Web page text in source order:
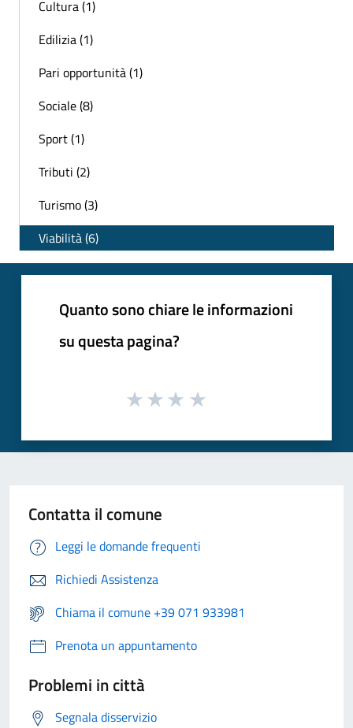
Cultura (1)
Edilizia (1)
Pari opportunità (1)
Sociale (8)
Sport (1)
Tributi (2)
Turismo (3)
Viabilità (6)
Quanto sono chiare le informazioni
su questa pagina?
Contatta il comune
Leggi le domande frequenti
Richiedi Assistenza
Chiama il comune +39 071 933981
Prenota un appuntamento
Problemi in città
Segnala disservizio